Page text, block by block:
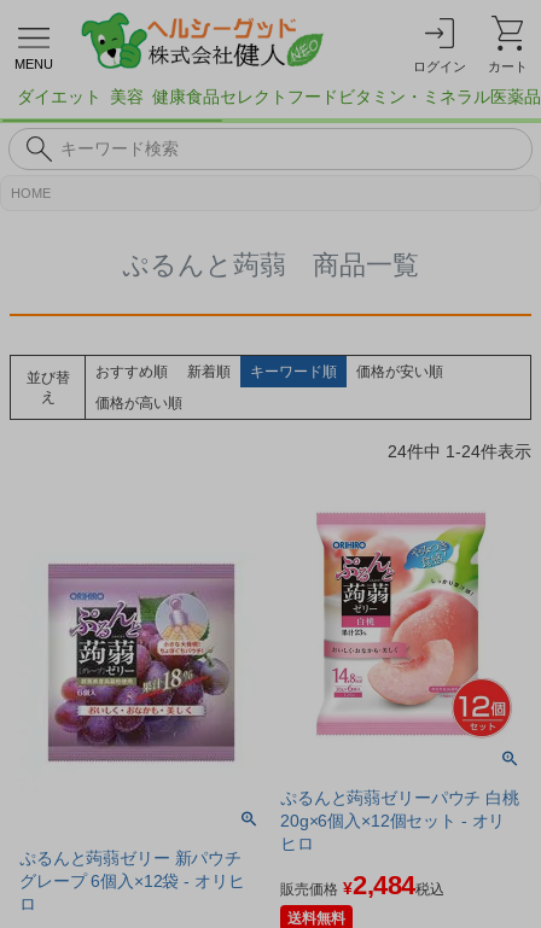
MENU ログイン カート
ダイエット 美容 健康食品セレクトフード ビタミン・ミネラル医薬品
HOME
ぷるんと蒟蒻 商品一覧
並び替
え
おすすめ順 新着順 キーワード順
価格が安い順
価格が高い順
24件中 1-24件表示
ぷるんと蒟蒻ゼリー 新パウチ
グレープ 6個入×12袋 - オリヒ
ロ
ぷるんと蒟蒻ゼリーパウチ 白桃
20g×6個入×12個セット - オリ
ヒロ
販売価格 ¥2,484税込
送料無料